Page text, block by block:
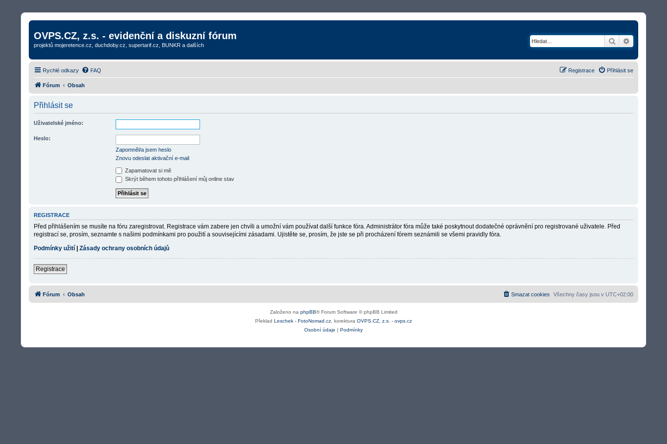
OVPS.CZ, z.s. - evidenční a diskuzní fórum
projektů mojeretence.cz, duchdoby.cz, supertarif.cz, BUNKR a dalších Hledat
Rychlé odkazy FAQ Přihlásit se
Registrace
Fórum Obsah
Přihlásit se
Uživatelské jméno:
Heslo:
Zapomněl/a jsem heslo
Znovu odeslat aktivační e-mail
Zapamatovat si mě
Skrýt během tohoto přihlášení můj online stav
REGISTRACE
Před přihlášením se musíte na fóru zaregistrovat. Registrace vám zabere jen chvíli a umožní vám používat další funkce fóra. Administrátor fóra může také poskytnout dodatečné oprávnění pro registrované uživatele. Před
registrací se, prosím, seznamte s našimi podmínkami pro použití a souvisejícími zásadami. Ujistěte se, prosím, že jste se při procházení fórem seznámili se všemi pravidly fóra.
Podmínky užití
Zásady ochrany osobních údajů
Registrace
Fórum Obsah Všechny časy jsou v UTC+02:00
Smazat cookies
Založeno na phpBB® Forum Software © phpBB Limited
Překlad Leschek - FotoNomad.cz, korektura OVPS.CZ, z.s. - ovps.cz
Osobní údaje | Podmínky